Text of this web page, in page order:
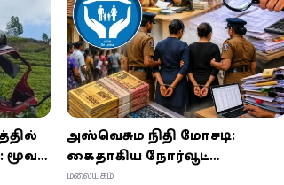
மூவர்
அஸ்வெசும நிதி மோசடி:
கைதாகிய நோர்வூட்
அதிகாரிகளுக்கு
மலையகம்